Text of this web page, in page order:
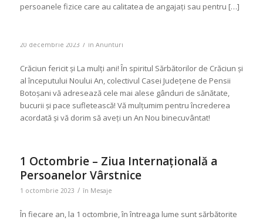
persoanele fizice care au calitatea de angajaţi sau pentru […]
20 decembrie 2023 / în Anunturi
Crăciun fericit și La mulți ani! În spiritul Sărbătorilor de Crăciun și
al începutului Noului An, colectivul Casei Județene de Pensii
Botoșani vă adresează cele mai alese gânduri de sănătate,
bucurii și pace sufletească! Vă mulțumim pentru încrederea
acordată și vă dorim să aveți un An Nou binecuvântat!
1 Octombrie – Ziua Internaţională a
Persoanelor Vârstnice
1 octombrie 2023 / în Mesaje
În fiecare an, la 1 octombrie, în întreaga lume sunt sărbătorite